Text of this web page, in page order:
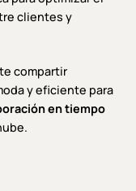
clientes y
compartir
y eficiente para
en tiempo